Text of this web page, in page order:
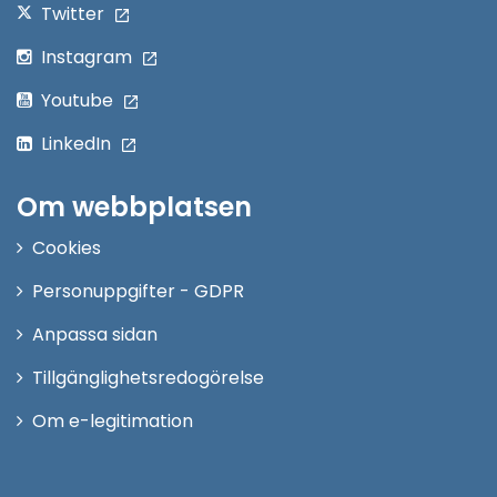
Twitter
Instagram
Youtube
LinkedIn
Om webbplatsen
Cookies
Personuppgifter - GDPR
Anpassa sidan
Tillgänglighetsredogörelse
Om e-legitimation